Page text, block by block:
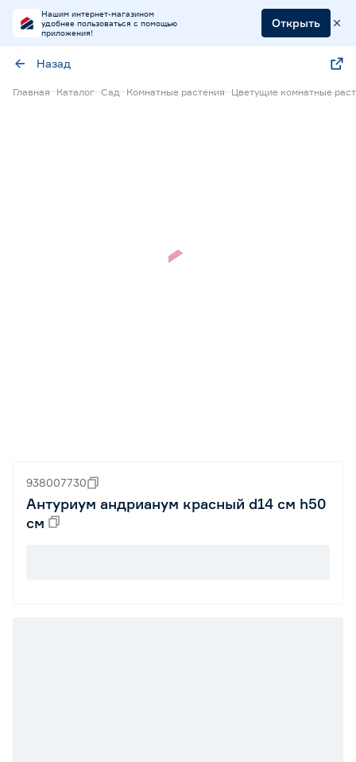
Нашим интернет-магазином
удобнее пользоваться с помощью
приложения!
Открыть
Назад
Главная Каталог Сад Комнатные растения Цветущие комнатные
938007730
Антуриум андрианум красный d14 см h50
см